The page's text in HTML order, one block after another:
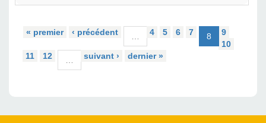
« premier ‹ précédent … 4 5 6 7 8
9
10
11
12 … suivant › dernier »